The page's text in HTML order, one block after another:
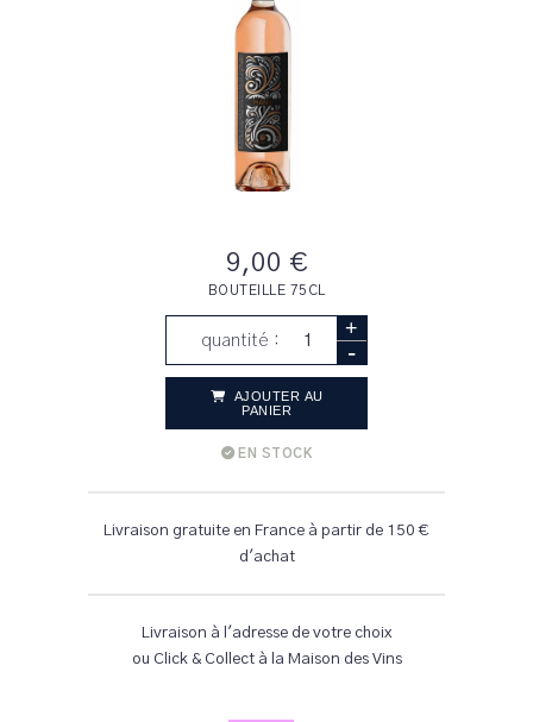
9,00 €
BOUTEILLE 75CL
quantité : +
-
AJOUTER AU
PANIER
EN STOCK
Livraison gratuite en France à partir de 150 €
d'achat
Livraison à l'adresse de votre choix
ou Click & Collect à la Maison des Vins